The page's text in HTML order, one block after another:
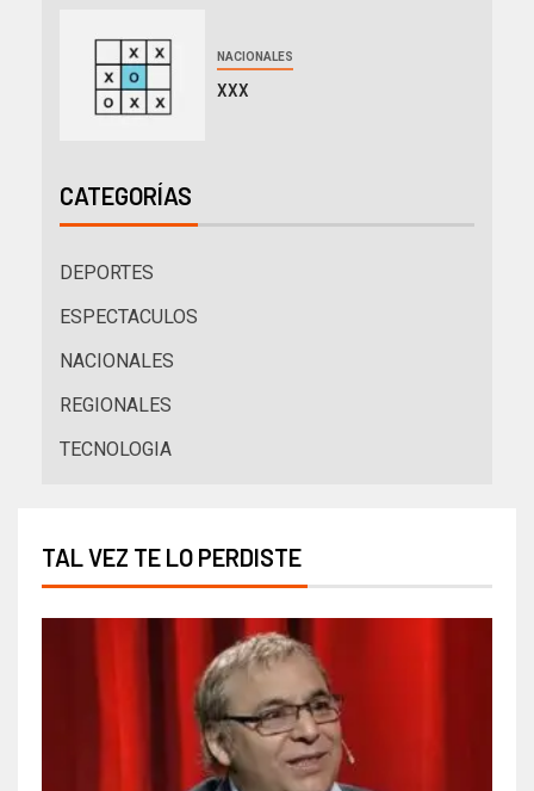
NACIONALES
XXX
CATEGORÍAS
DEPORTES
ESPECTACULOS
NACIONALES
REGIONALES
TECNOLOGIA
TAL VEZ TE LO PERDISTE